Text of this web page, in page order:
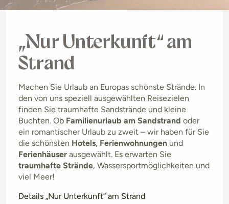
„Nur Unterkunft“ am
Strand
Machen Sie Urlaub an Europas schönste Strände. In
den von uns speziell ausgewählten Reisezielen
finden Sie traumhafte Sandstrände und kleine
Buchten. Ob Familienurlaub am Sandstrand oder
ein romantischer Urlaub zu zweit – wir haben für Sie
die schönsten Hotels, Ferienwohnungen und
Ferienhäuser ausgewählt. Es erwarten Sie
traumhafte Strände, Wassersportmöglichkeiten und
viel Meer!
Details „Nur Unterkunft“ am Strand